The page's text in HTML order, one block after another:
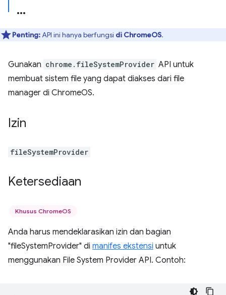
Penting:API ini hanya berfungsi di ChromeOS.
Gunakan chrome.fileSystemProvider API untuk
membuat sistem file yang dapat diakses dari file
manager di ChromeOS.
Izin
fileSystemProvider
Ketersediaan
Khusus ChromeOS
Anda harus mendeklarasikan izin dan bagian
"fileSystemProvider" di manifes ekstensi untuk
menggunakan File System Provider API. Contoh: